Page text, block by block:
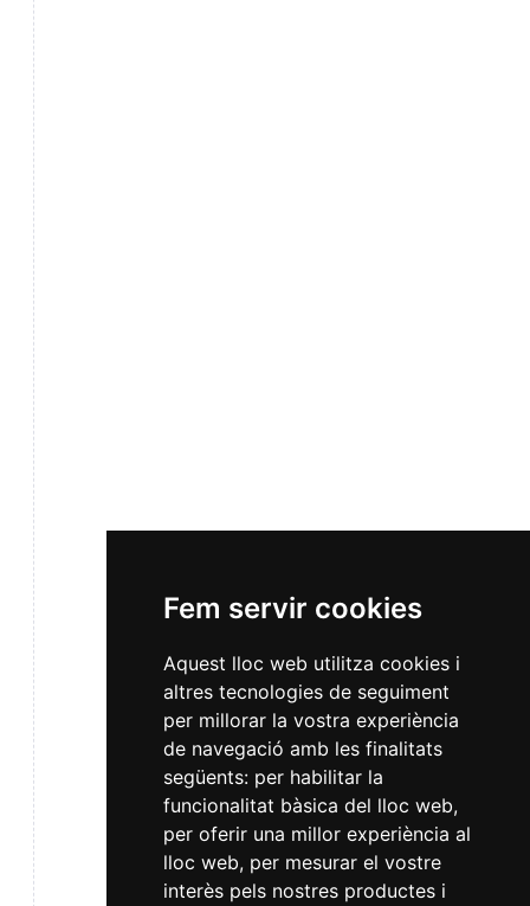
Fem servir cookies
Aquest lloc web utilitza cookies i
altres tecnologies de seguiment
per millorar la vostra experiència
de navegació amb les finalitats
següents: per habilitar la
funcionalitat bàsica del lloc web,
per oferir una millor experiència al
lloc web, per mesurar el vostre
interès pels nostres productes i